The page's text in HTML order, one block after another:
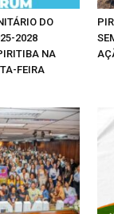
DO
2028
NA
FEIRA